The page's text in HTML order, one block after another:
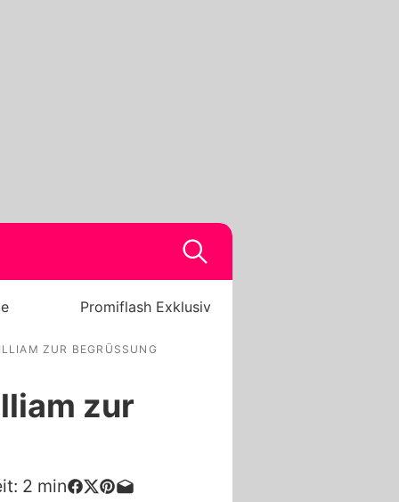
Promiflash Exklusiv
ZUR BEGRÜSSUNG
zur
2 min